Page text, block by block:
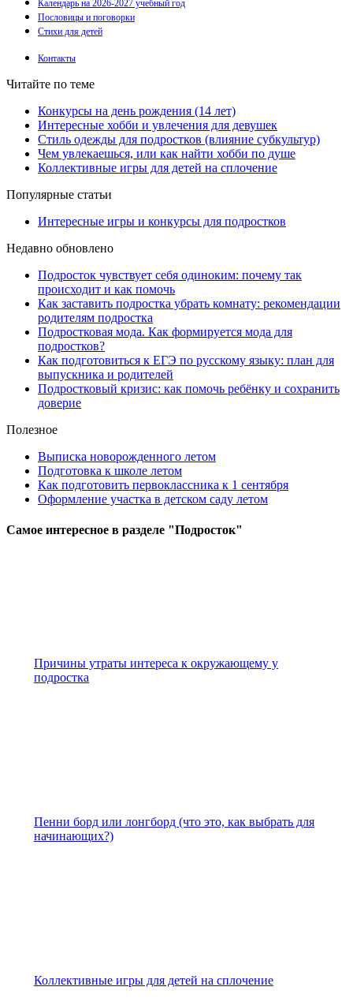
Календарь на 2026-2027 учебный год
Пословицы и поговорки
Стихи для детей
Контакты
Читайте по теме
Конкурсы на день рождения (14 лет)
Интересные хобби и увлечения для девушек
Стиль одежды для подростков (влияние субкультур)
Чем увлекаешься, или как найти хобби по душе
Коллективные игры для детей на сплочение
Популярные статьи
Интересные игры и конкурсы для подростков
Недавно обновлено
Подросток чувствует себя одиноким: почему так
происходит и как помочь
Как заставить подростка убрать комнату: рекомендации
родителям подростка
Подростковая мода. Как формируется мода для
подростков?
Как подготовиться к ЕГЭ по русскому языку: план для
выпускника и родителей
Подростковый кризис: как помочь ребёнку и сохранить
доверие
Полезное
Выписка новорожденного летом
Подготовка к школе летом
Как подготовить первоклассника к 1 сентября
Оформление участка в детском саду летом
Самое интересное в разделе "Подросток"
Причины утраты интереса к окружающему у
подростка
Пенни борд или лонгборд (что это, как выбрать для
начинающих?)
Коллективные игры для детей на сплочение